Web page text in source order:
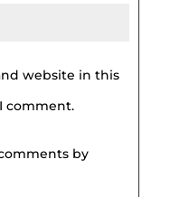
website in this
comment.
by